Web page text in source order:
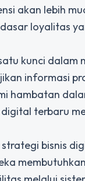
akan lebih
loyalitas
kunci dalam
informasi
hambatan
terbaru
bisnis